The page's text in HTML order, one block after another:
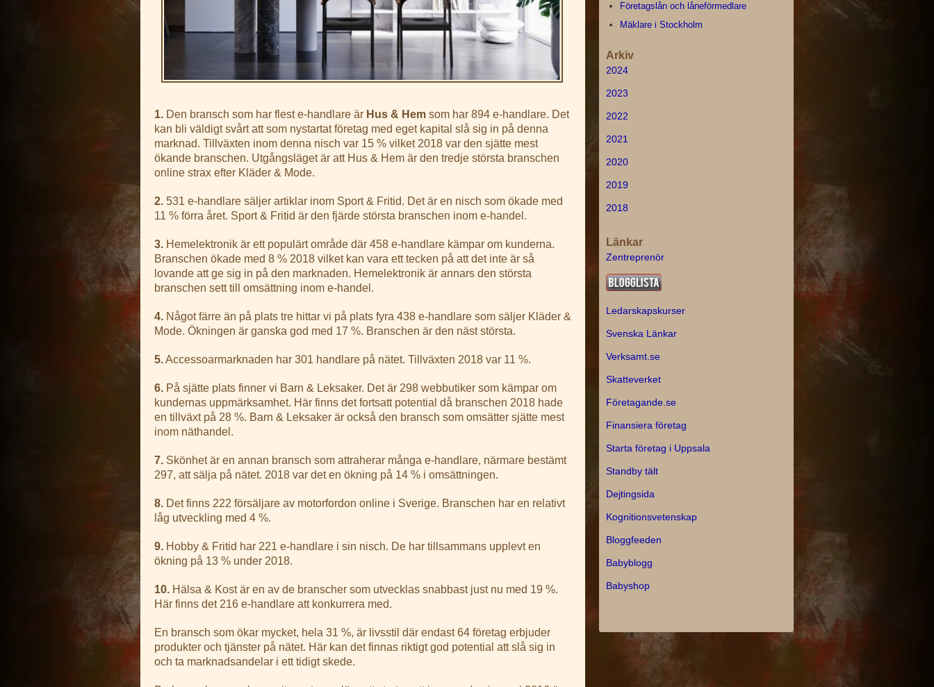
1. Den bransch som har flest e-handlare är Hus & Hem som har 894 e-handlare. Det
kan bli väldigt svårt att som nystartat företag med eget kapital slå sig in på denna
marknad. Tillväxten inom denna nisch var 15 % vilket 2018 var den sjätte mest
ökande branschen. Utgångsläget är att Hus & Hem är den tredje största branschen
online strax efter Kläder & Mode.
2. 531 e-handlare säljer artiklar inom Sport & Fritid. Det är en nisch som ökade med
11 % förra året. Sport & Fritid är den fjärde största branschen inom e-handel.
3. Hemelektronik är ett populärt område där 458 e-handlare kämpar om kunderna.
Branschen ökade med 8 % 2018 vilket kan vara ett tecken på att det inte är så
lovande att ge sig in på den marknaden. Hemelektronik är annars den största
branschen sett till omsättning inom e-handel.
4. Något färre än på plats tre hittar vi på plats fyra 438 e-handlare som säljer Kläder &
Mode. Ökningen är ganska god med 17 %. Branschen är den näst största.
5.Accessoarmarknaden har 301 handlare på nätet. Tillväxten 2018 var 11 %.
6. På sjätte plats finner vi Barn & Leksaker. Det är 298 webbutiker som kämpar om
kundernas uppmärksamhet. Här finns det fortsatt potential då branschen 2018 hade
en tillväxt på 28 %. Barn & Leksaker är också den bransch som omsätter sjätte mest
inom näthandel.
7. Skönhet är en annan bransch som attraherar många e-handlare, närmare bestämt
297, att sälja på nätet. 2018 var det en ökning på 14 % i omsättningen.
8. Det finns 222 försäljare av motorfordon online i Sverige. Branschen har en relativt
låg utveckling med 4 %.
9. Hobby & Fritid har 221 e-handlare i sin nisch. De har tillsammans upplevt en
ökning på 13 % under 2018.
10. Hälsa & Kost är en av de branscher som utvecklas snabbast just nu med 19 %.
Här finns det 216 e-handlare att konkurrera med.
En bransch som ökar mycket, hela 31 %, är livsstil där endast 64 företag erbjuder
produkter och tjänster på nätet. Här kan det finnas riktigt god potential att slå sig in
och ta marknadsandelar i ett tidigt skede.
Företagslån och låneförmedlare
Mäklare i Stockholm
Arkiv
2024
2023
2022
2021
2020
2019
2018
Länkar
Zentreprenör
Ledarskapskurser
Svenska Länkar
Verksamt.se
Skatteverket
Företagande.se
Finansiera företag
Starta företag i Uppsala
Standby tält
Dejtingsida
Kognitionsvetenskap
Bloggfeeden
Babyblogg
Babyshop